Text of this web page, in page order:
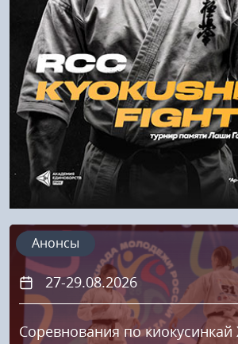
27-29.08.2026
Соревнования по киокусинкай
Анонсы